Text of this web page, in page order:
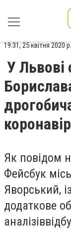
19:31, 25 квітня 2020 р.
У Львові
Як повідом
Фейсбук
Яворський,
додаткове